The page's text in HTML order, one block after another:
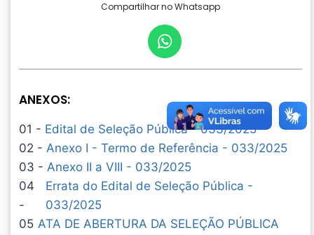
Compartilhar no Whatsapp
ANEXOS:
01 - Edital de Seleção Pública - 033/2025
02 - Anexo I - Termo de Referência - 033/2025
03 - Anexo II a VIII - 033/2025
04
-
Errata do Edital de Seleção Pública -
033/2025
05 ATA DE ABERTURA DA SELEÇÃO PÚBLICA